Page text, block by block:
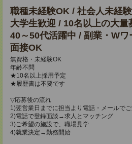
職種未経験OK / 社会人未経
大学生歓迎 / 10名以上の大
40～50代活躍中 / 副業・Wワ
面接OK
無資格・未経験OK
年齢不問
★10名以上採用予定
★履歴書は不要です
▽応募後の流れ
1)翌営業日までに担当より電話・メールで
2)電話で登録面談→求人とマッチング
3)ご希望の施設で、職場見学
4)就業決定→勤務開始